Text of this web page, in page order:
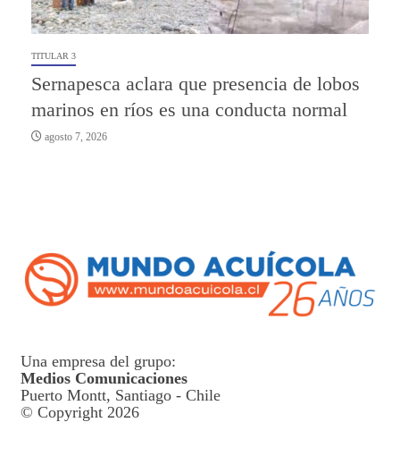
TITULAR 3
Sernapesca aclara que presencia de lobos
marinos en ríos es una conducta normal
agosto 7, 2026
Una empresa del grupo:
Medios Comunicaciones
Puerto Montt, Santiago - Chile
© Copyright 2026